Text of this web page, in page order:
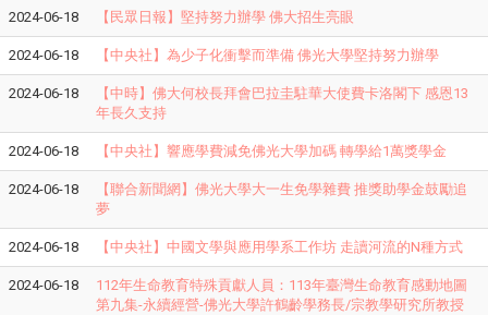
2024-06-18 【民眾日報】堅持努力辦學 佛大招生亮眼
2024-06-18 【中央社】為少子化衝擊而準備 佛光大學堅持努力辦學
2024-06-18
【中時】佛大何校長拜會巴拉圭駐華大使費卡洛閣下 感恩13
年長久支持
2024-06-18 【中央社】響應學費減免佛光大學加碼 轉學給1萬獎學金
2024-06-18
【聯合新聞網】佛光大學大一生免學雜費 推獎助學金鼓勵追
夢
2024-06-18 【中央社】中國文學與應用學系工作坊 走讀河流的N種方式
2024-06-18
112年生命教育特殊貢獻人員：113年臺灣生命教育感動地圖
第九集-永續經營-佛光大學許鶴齡學務長/宗教學研究所教授